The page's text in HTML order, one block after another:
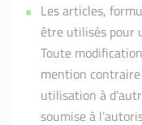
Les articles,
être utilisés pour
Toute
mention
utilisation à
soumise à